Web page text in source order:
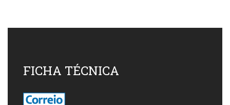
FICHA TÉCNICA